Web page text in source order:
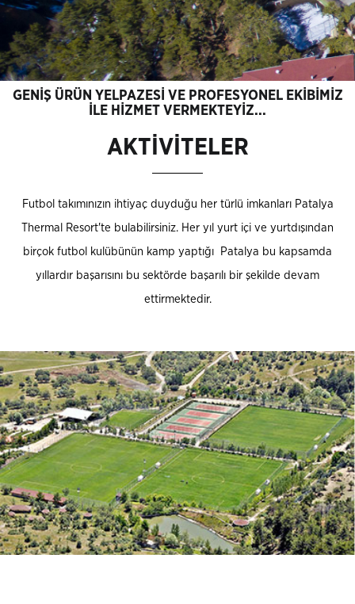
GENİŞ ÜRÜN YELPAZESİ VE PROFESYONEL EKİBİMİZ
İLE HİZMET VERMEKTEYİZ...
AKTİVİTELER
Futbol takımınızın ihtiyaç duyduğu her türlü imkanları Patalya
Thermal Resort'te bulabilirsiniz. Her yıl yurt içi ve yurtdışından
birçok futbol kulübünün kamp yaptığı Patalya bu kapsamda
yıllardır başarısını bu sektörde başarılı bir şekilde devam
ettirmektedir.